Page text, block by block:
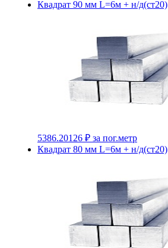
Квадрат 90 мм L=6м + н/д(ст20)
5386.20126 ₽ за пог.метр
Квадрат 80 мм L=6м + н/д(ст20)